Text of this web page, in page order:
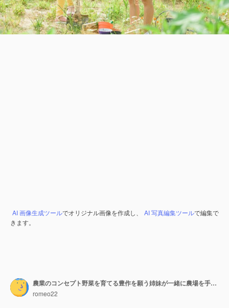
AI 画像生成ツールでオリジナル画像を作成し、 AI 写真編集ツールで編集で
きます。
農業のコンセプト野菜を育てる豊作を願う姉妹が一緒に農場を手伝う植物を植える女の子庭で働く素朴な子供たち野菜を植えて水をやる
romeo22